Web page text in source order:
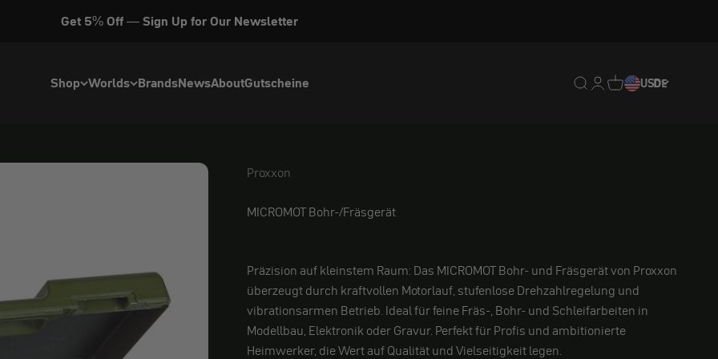
Get 5% Off — Sign Up for Our Newsletter
Shop Worlds BrandsNewsAboutGutscheine Translation missing:
Translation missing:
Translation
USDDE
Proxxon
Proxxon
MICROMOT Bohr-/Fräsgerät
Präzision auf kleinstem Raum: Das MICROMOT Bohr- und Fräsgerät von Proxxon
überzeugt durch kraftvollen Motorlauf, stufenlose Drehzahlregelung und
vibrationsarmen Betrieb. Ideal für feine Fräs-, Bohr- und Schleifarbeiten in
Modellbau, Elektronik oder Gravur. Perfekt für Profis und ambitionierte
Heimwerker, die Wert auf Qualität und Vielseitigkeit legen.